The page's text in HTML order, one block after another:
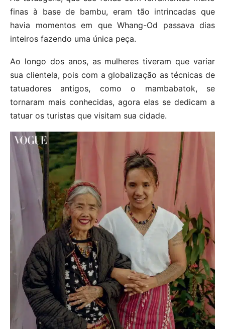
finas à base de bambu, eram tão intrincadas que
havia momentos em que Whang-Od passava dias
inteiros fazendo uma única peça.
Ao longo dos anos, as mulheres tiveram que variar
sua clientela, pois com a globalização as técnicas de
tatuadores antigos, como o mambabatok, se
tornaram mais conhecidas, agora elas se dedicam a
tatuar os turistas que visitam sua cidade.